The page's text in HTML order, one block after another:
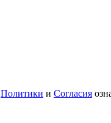
Политики и Согласия